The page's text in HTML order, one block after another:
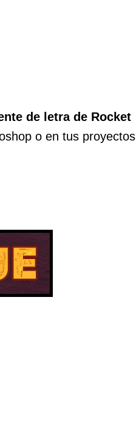
de letra de Rocket
o en tus proyectos